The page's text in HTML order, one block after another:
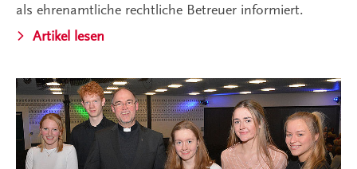
als ehrenamtliche rechtliche Betreuer informiert.
Artikel lesen